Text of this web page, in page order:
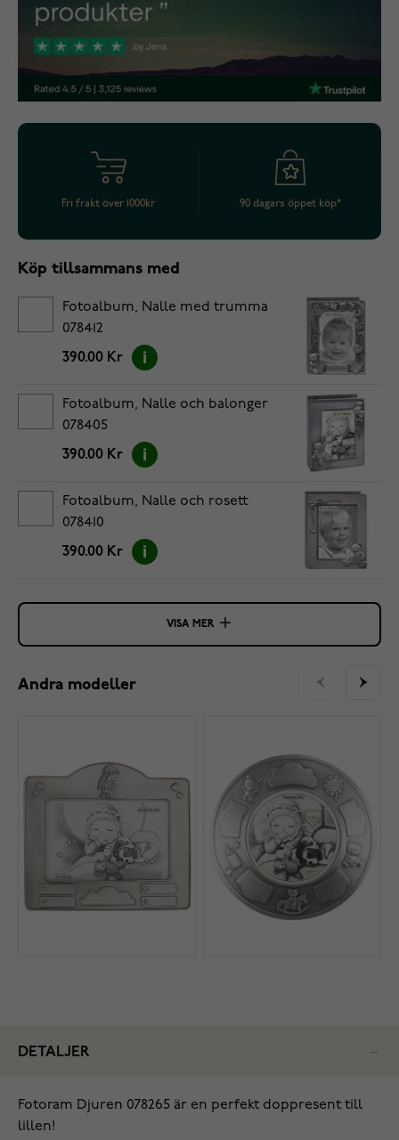
Fri frakt över 1000kr 90 dagars öppet köp*
Köp tillsammans med
Fotoalbum, Nalle med trumma
078412
390.00 Kr
Fotoalbum, Nalle och balonger
078405
390.00 Kr
Fotoalbum, Nalle och rosett
078410
390.00 Kr
VISA MER
Andra modeller
DETALJER
Fotoram Djuren 078265 är en perfekt doppresent till
lillen!